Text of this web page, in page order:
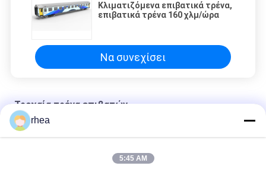
Κλιματιζόμενα επιβατικά τρένα,
επιβατικά τρένα 160 χλμ/ώρα
Να συνεχίσει
Τροχαία τρένα επιβατών
1435mm Gauge Τροχαία τρένα επιβατών, Τροχαία τρένα
επιβατών 63T χωρητικότητα φορτίου, τρένο
20T Άξονα φορτίο Επιβατηγό τρένο Αυτοκινήτων,
rhea
5:45 AM